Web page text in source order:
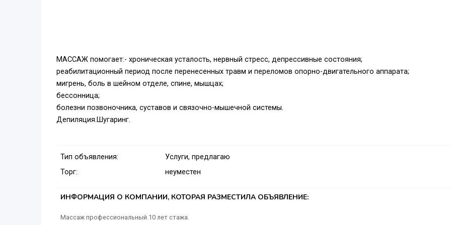
МАССАЖ помогает:- хроническая усталость, нервный стресс, депрессивные состояния;
реабилитационный период после перенесенных травм и переломов опорно-двигательного аппарата;
мигрень, боль в шейном отделе, спине, мышцах;
бессонница;
болезни позвоночника, суставов и связочно-мышечной системы.
Депиляция.Шугаринг.
Тип объявления:
Услуги, предлагаю
Торг:
неуместен
ИНФОРМАЦИЯ О КОМПАНИИ, КОТОРАЯ РАЗМЕСТИЛА ОБЪЯВЛЕНИЕ:
Массаж профессиональный.10 лет стажа.